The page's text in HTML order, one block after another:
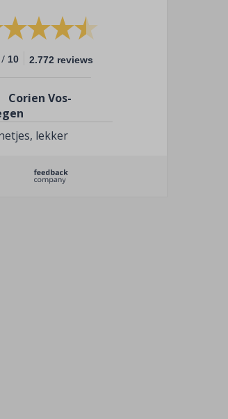
/ 10 2.772 reviews
Corien Vos-
lekker